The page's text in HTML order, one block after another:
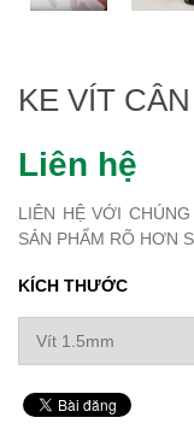
KE VÍT
Liên hệ
LIÊN HỆ VỚI
SẢN PHẨM RÕ HƠN
KÍCH THƯỚC